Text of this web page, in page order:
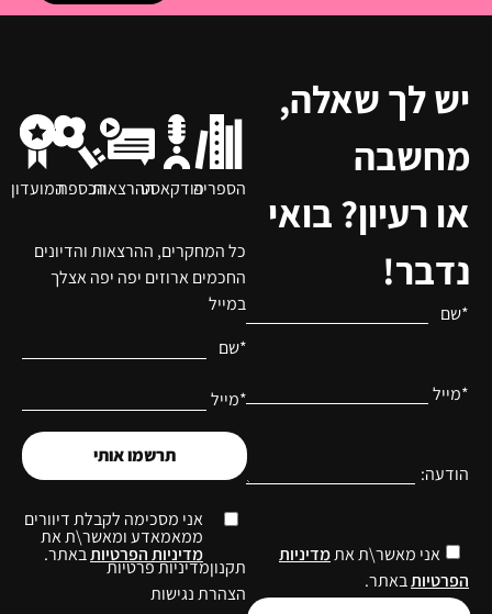
יש לך שאלה,
מחשבה
או רעיון? בואי
נדבר!
*שם
*מייל
הודעה:
אני מאשר\ת אתמדיניות
הפרטיותבאתר.
כל המחקרים, ההרצאות והדיונים
החכמים ארוזים יפה יפה אצלך
במייל
*שם
*מייל
אני מסכימה לקבלת דיוורים
ממאמאדע ומאשר\ת את
מדיניות הפרטיותבאתר.
תרשמו אותי
הספריהפודקאסטההרצאותהכספתהמועדון
תקנוןמדיניות פרטיות
הצהרת נגישות